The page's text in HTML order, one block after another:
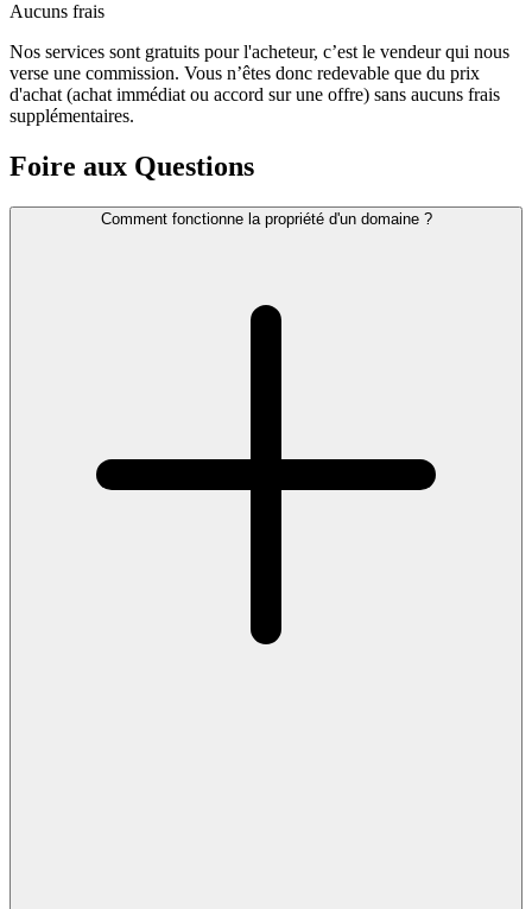
Aucuns frais
Nos services sont gratuits pour l'acheteur, c’est le vendeur qui nous
verse une commission. Vous n’êtes donc redevable que du prix
d'achat (achat immédiat ou accord sur une offre) sans aucuns frais
supplémentaires.
Foire aux Questions
Comment fonctionne la propriété d'un domaine ?